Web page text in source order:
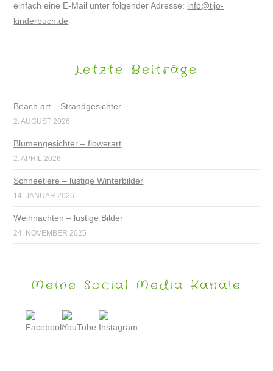
einfach eine E-Mail unter folgender Adresse: info@tijo-
kinderbuch.de
Letzte Beiträge
Beach art – Strandgesichter
2. AUGUST 2026
Blumengesichter – flowerart
2. APRIL 2026
Schneetiere – lustige Winterbilder
14. JANUAR 2026
Weihnachten – lustige Bilder
24. NOVEMBER 2025
Meine Social Media Kanäle